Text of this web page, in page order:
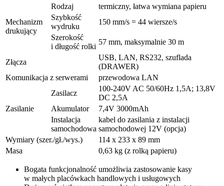
Mechanizm
drukujący
Rodzaj
termiczny, łatwa wymiana papieru
Szybkość
wydruku
150 mm/s = 44 wiersze/s
Szerokość
i długość rolki
57 mm, maksymalnie 30 m
Złącza
USB, LAN, RS232, szuflada
(DRAWER)
Komunikacja z serwerami
przewodowa LAN
Zasilanie
Zasilacz
100-240V AC 50/60Hz 1,5A; 13,8V
DC 2,5A
Akumulator
7,4V 3000mAh
Instalacja
samochodowa
kabel do zasilania z instalacji
samochodowej 12V (opcja)
Wymiary (szer./gł./wys.)
114 x 233 x 89 mm
Masa
0,63 kg (z rolką papieru)
Bogata funkcjonalność umożliwia zastosowanie kasy
w małych placówkach handlowych i usługowych